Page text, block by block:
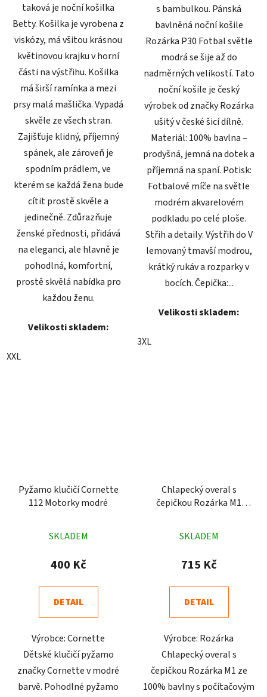
taková je noční košilka
Betty. Košilka je vyrobena z
viskózy, má všitou krásnou
květinovou krajku v horní
části na výstřihu. Košilka
má širší ramínka a mezi
prsy malá mašlička. Vypadá
skvěle ze všech stran.
Zajišťuje klidný, příjemný
spánek, ale zároveň je
spodním prádlem, ve
kterém se každá žena bude
cítit prostě skvěle a
jedinečně. Zdůrazňuje
ženské přednosti, přidává
na eleganci, ale hlavně je
pohodlná, komfortní,
prostě skvělá nabídka pro
každou ženu.
Velikosti skladem:
XXL
s bambulkou. Pánská
bavlněná noční košile
Rozárka P30 Fotbal světle
modrá se šije až do
nadměrných velikostí. Tato
noční košile je český
výrobek od značky Rozárka
ušitý v české šicí dílně.
Materiál: 100% bavlna –
prodyšná, jemná na dotek a
příjemná na spaní. Potisk:
Fotbalové míče na světle
modrém akvarelovém
podkladu po celé ploše.
Střih a detaily: Výstřih do V
lemovaný tmavší modrou,
krátký rukáv a rozparky v
bocích. Čepička:...
Velikosti skladem:
3XL
Pyžamo klučičí Cornette
112 Motorky modré
hodnocení
produktu
5,0
z
hvězdiček.
SKLADEM
400 Kč
DETAIL
Výrobce: Cornette
Dětské klučičí pyžamo
značky Cornette v modré
barvě. Pohodlné pyžamo
Chlapecký overal s
čepičkou Rozárka M1
hodnocení
produktu
4,9
z
hvězdiček.
SKLADEM
715 Kč
DETAIL
Výrobce: Rozárka
Chlapecký overal s
čepičkou Rozárka M1 ze
100% bavlny s počítačovým